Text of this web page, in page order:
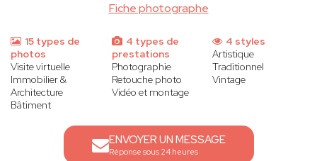
Fiche photographe
15 types de
photos
Visite virtuelle
Immobilier &
Architecture
Bâtiment
4 types de
prestations
Photographie
Retouche photo
Vidéo et montage
4 styles
Artistique
Traditionnel
Vintage
ENVOYER UN MESSAGE
Réponse sous 24 heures